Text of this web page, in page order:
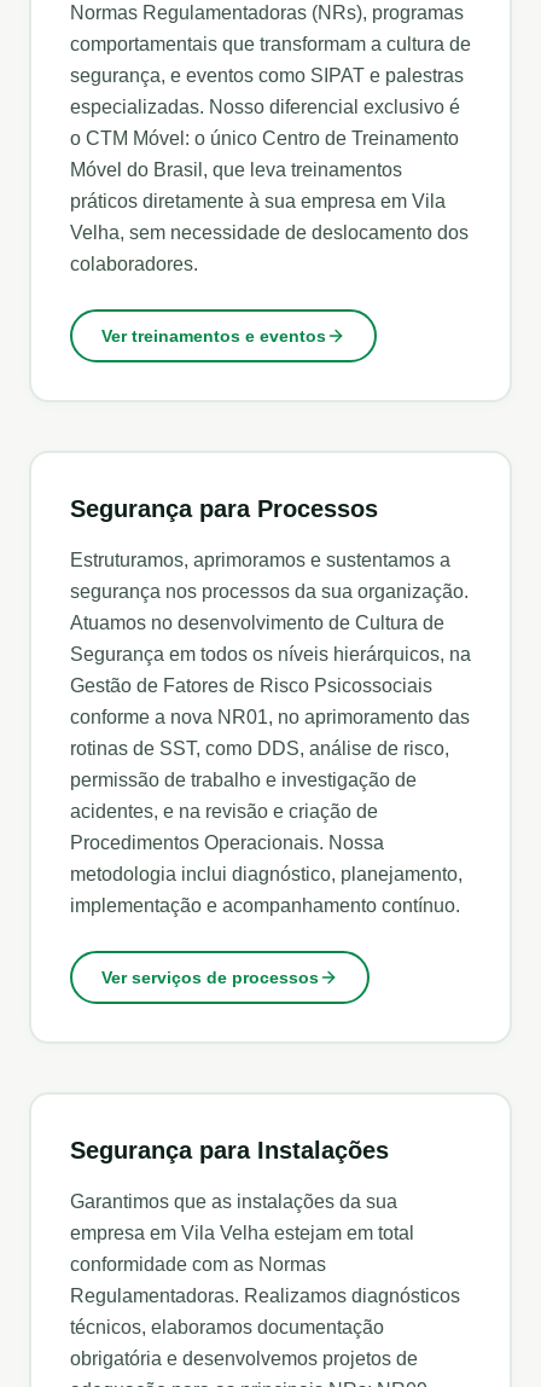
Normas Regulamentadoras (NRs), programas
comportamentais que transformam a cultura de
segurança, e eventos como SIPAT e palestras
especializadas. Nosso diferencial exclusivo é
o CTM Móvel: o único Centro de Treinamento
Móvel do Brasil, que leva treinamentos
práticos diretamente à sua empresa em Vila
Velha, sem necessidade de deslocamento dos
colaboradores.
Ver treinamentos e eventos
Segurança para Processos
Estruturamos, aprimoramos e sustentamos a
segurança nos processos da sua organização.
Atuamos no desenvolvimento de Cultura de
Segurança em todos os níveis hierárquicos, na
Gestão de Fatores de Risco Psicossociais
conforme a nova NR01, no aprimoramento das
rotinas de SST, como DDS, análise de risco,
permissão de trabalho e investigação de
acidentes, e na revisão e criação de
Procedimentos Operacionais. Nossa
metodologia inclui diagnóstico, planejamento,
implementação e acompanhamento contínuo.
Ver serviços de processos
Segurança para Instalações
Garantimos que as instalações da sua
empresa em Vila Velha estejam em total
conformidade com as Normas
Regulamentadoras. Realizamos diagnósticos
técnicos, elaboramos documentação
obrigatória e desenvolvemos projetos de